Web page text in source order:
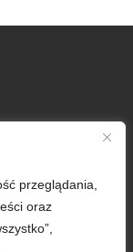
przeglądania,
oraz